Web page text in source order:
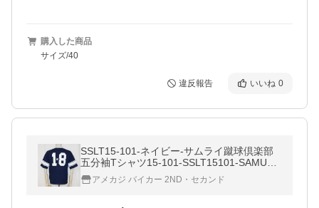
購入した商品
サイズ/40
違反報告 いいね 0
SSLT15-101-ネイビー-サムライ蹴球倶楽部
五分袖Tシャツ15-101-SSLT15101-SAMURA
IJEANS-サムライジーンズTシャツ-サムライ
蹴球倶楽部Tシャツ-フットボ−ルTシャツ
アメカジ バイカー 2ND・セカンド